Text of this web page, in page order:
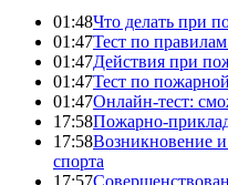
01:48Что делать при
01:47Тест по
01:47Действия при
01:47Тест по
01:47Онлайн-тест:
17:58Пожарно-
17:58Возникновение
спорта
17:57